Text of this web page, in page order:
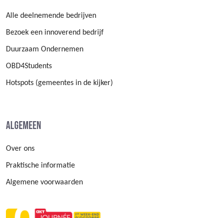
Alle deelnemende bedrijven
Bezoek een innoverend bedrijf
Duurzaam Ondernemen
OBD4Students
Hotspots (gemeentes in de kijker)
Algemeen
Over ons
Praktische informatie
Algemene voorwaarden